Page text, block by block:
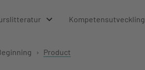
Kompetensutveckling
› Product